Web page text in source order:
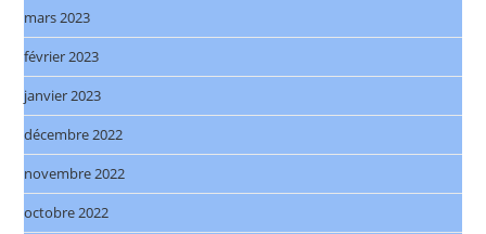
mars 2023
février 2023
janvier 2023
décembre 2022
novembre 2022
octobre 2022